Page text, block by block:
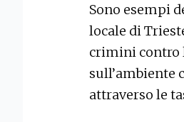
Sono esempi
locale di
crimini contro
sull’ambiente
attraverso le